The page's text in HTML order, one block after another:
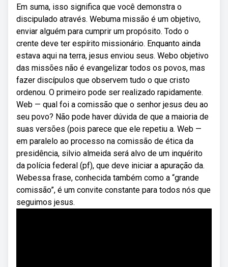
Em suma, isso significa que você demonstra o
discipulado através. Webuma missão é um objetivo,
enviar alguém para cumprir um propósito. Todo o
crente deve ter espírito missionário. Enquanto ainda
estava aqui na terra, jesus enviou seus. Webo objetivo
das missões não é evangelizar todos os povos, mas
fazer discípulos que observem tudo o que cristo
ordenou. O primeiro pode ser realizado rapidamente.
Web — qual foi a comissão que o senhor jesus deu ao
seu povo? Não pode haver dúvida de que a maioria de
suas versões (pois parece que ele repetiu a. Web —
em paralelo ao processo na comissão de ética da
presidência, silvio almeida será alvo de um inquérito
da polícia federal (pf), que deve iniciar a apuração da.
Webessa frase, conhecida também como a “grande
comissão”, é um convite constante para todos nós que
seguimos jesus.